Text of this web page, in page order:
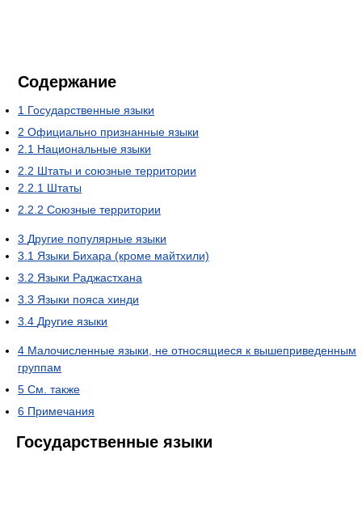
Содержание
1 Государственные языки
2 Официально признанные языки
2.1 Национальные языки
2.2 Штаты и союзные территории
2.2.1 Штаты
2.2.2 Союзные территории
3 Другие популярные языки
3.1 Языки Бихара (кроме майтхили)
3.2 Языки Раджастхана
3.3 Языки пояса хинди
3.4 Другие языки
4 Малочисленные языки, не относящиеся к вышеприведенным
группам
5 См. также
6 Примечания
Государственные языки